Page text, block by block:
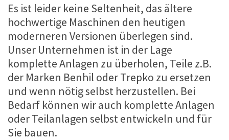
Es ist leider keine Seltenheit, das ältere
hochwertige Maschinen den heutigen
moderneren Versionen überlegen sind.
Unser Unternehmen ist in der Lage
komplette Anlagen zu überholen, Teile z.B.
der Marken Benhil oder Trepko zu ersetzen
und wenn nötig selbst herzustellen. Bei
Bedarf können wir auch komplette Anlagen
oder Teilanlagen selbst entwickeln und für
Sie bauen.